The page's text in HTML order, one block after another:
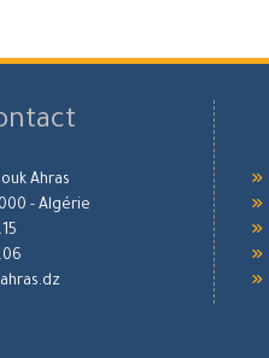
Ahras
- Algérie